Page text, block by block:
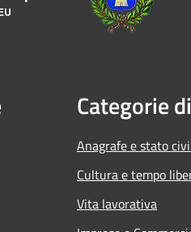
Categorie
Anagrafe e stato
Cultura e tempo
Vita lavorativa